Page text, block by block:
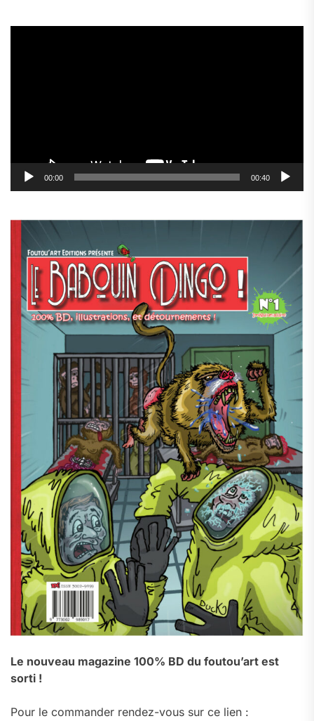
00:00 00:40
Le nouveau magazine 100% BD du foutou’art est
sorti !
Pour le commander rendez-vous sur ce lien :